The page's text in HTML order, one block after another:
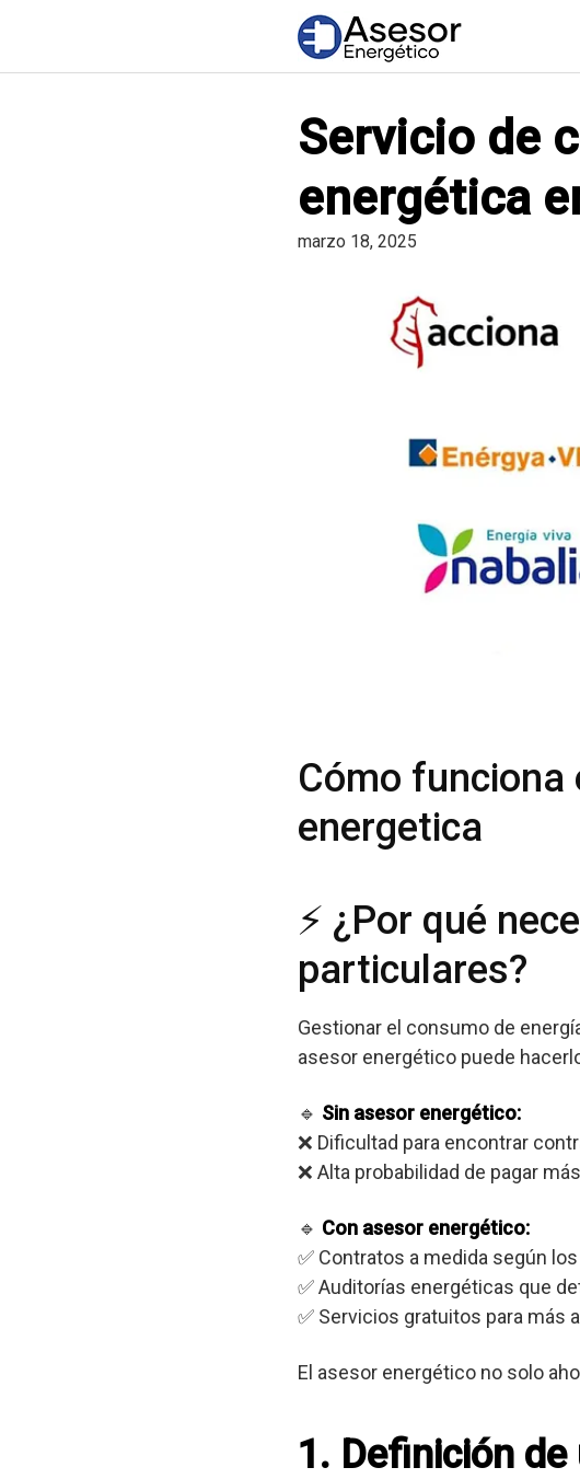
Servicio de
energética
marzo 18, 2025
Cómo funciona
energetica
⚡ ¿Por qué
particulares?
Gestionar el consumo de
asesor energético puede
🔹 Sin asesor energético:
❌ Dificultad para encontrar
❌ Alta probabilidad de pagar
🔹 Con asesor energético:
✅ Contratos a medida según
✅ Auditorías energéticas que
✅ Servicios gratuitos para más
El asesor energético no solo
1. Definición